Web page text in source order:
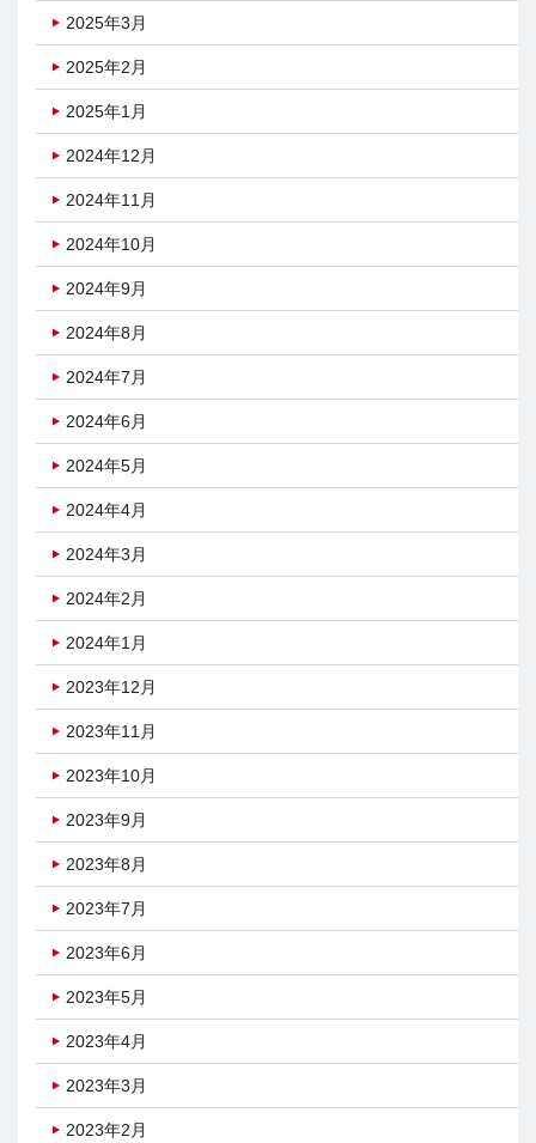
2025年3月
2025年2月
2025年1月
2024年12月
2024年11月
2024年10月
2024年9月
2024年8月
2024年7月
2024年6月
2024年5月
2024年4月
2024年3月
2024年2月
2024年1月
2023年12月
2023年11月
2023年10月
2023年9月
2023年8月
2023年7月
2023年6月
2023年5月
2023年4月
2023年3月
2023年2月